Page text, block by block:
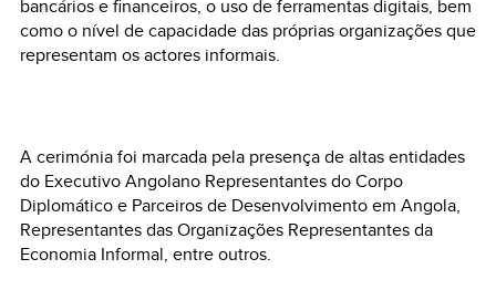
bancários e financeiros, o uso de ferramentas digitais, bem
como o nível de capacidade das próprias organizações que
representam os actores informais.
A cerimónia foi marcada pela presença de altas entidades
do Executivo Angolano Representantes do Corpo
Diplomático e Parceiros de Desenvolvimento em Angola,
Representantes das Organizações Representantes da
Economia Informal, entre outros.